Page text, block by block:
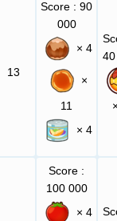
13
Score : 90
000
× 4
×
11
× 4
Score :
100 000
× 4